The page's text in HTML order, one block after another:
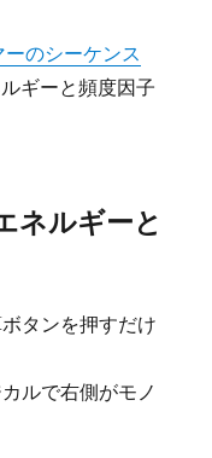
のシーケンス
ギーと頻度因子
ネルギーと
タンを押すだけ
ルで右側がモノ